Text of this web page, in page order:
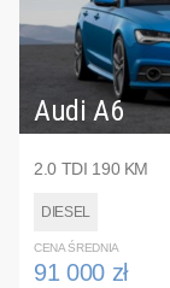
Audi A6
2.0 TDI 190 KM
DIESEL
CENA ŚREDNIA
91 000 zł